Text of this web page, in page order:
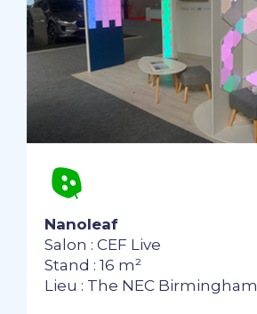
Nanoleaf
Salon : CEF Live
Stand : 16 m²
Lieu : The NEC Birmingham